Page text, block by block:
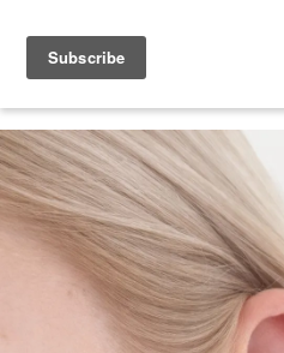
您的購物車目
繼續購